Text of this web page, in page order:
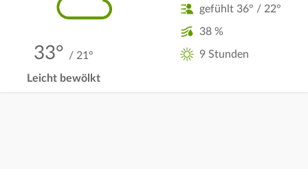
33° / 21°
Leicht bewölkt
gefühlt 36° / 22°
38 %
9 Stunden